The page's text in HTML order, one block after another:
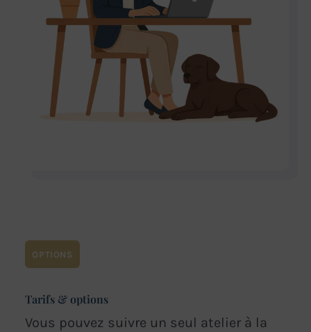
OPTIONS
Tarifs & options
Vous pouvez suivre un seul atelier à la